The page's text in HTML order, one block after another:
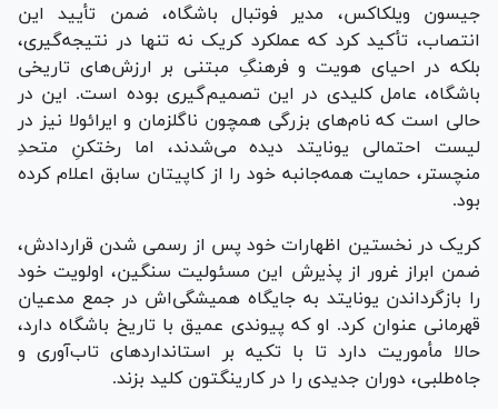
جیسون ویلکاکس، مدیر فوتبال باشگاه، ضمن تأیید این
انتصاب، تأکید کرد که عملکرد کریک نه تنها در نتیجه‌گیری،
بلکه در احیای هویت و فرهنگِ مبتنی بر ارزش‌های تاریخی
باشگاه، عامل کلیدی در این تصمیم‌گیری بوده است. این در
حالی است که نام‌های بزرگی همچون ناگلزمان و ایرائولا نیز در
لیست احتمالی یونایتد دیده می‌شدند، اما رختکنِ متحدِ
منچستر، حمایت همه‌جانبه خود را از کاپیتان سابق اعلام کرده
بود.
کریک در نخستین اظهارات خود پس از رسمی شدن قراردادش،
ضمن ابراز غرور از پذیرش این مسئولیت سنگین، اولویت خود
را بازگرداندن یونایتد به جایگاه همیشگی‌اش در جمع مدعیان
قهرمانی عنوان کرد. او که پیوندی عمیق با تاریخ باشگاه دارد،
حالا مأموریت دارد تا با تکیه بر استاندارد‌های تاب‌آوری و
جاه‌طلبی، دوران جدیدی را در کارینگتون کلید بزند.